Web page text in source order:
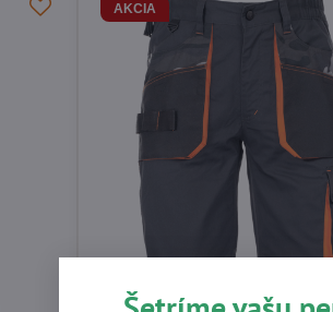
AKCIA
EMERTON STRETCH šortky